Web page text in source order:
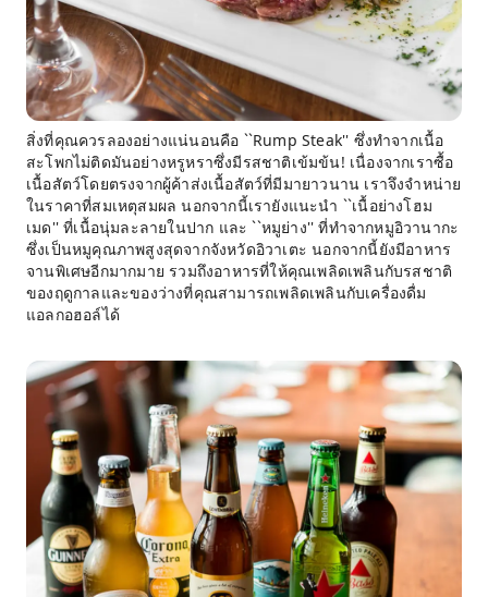
สิ่งที่คุณควรลองอย่างแน่นอนคือ ``Rump Steak'' ซึ่งทำจากเนื้อ
สะโพกไม่ติดมันอย่างหรูหราซึ่งมีรสชาติเข้มข้น! เนื่องจากเราซื้อ
เนื้อสัตว์โดยตรงจากผู้ค้าส่งเนื้อสัตว์ที่มีมายาวนาน เราจึงจำหน่าย
ในราคาที่สมเหตุสมผล นอกจากนี้เรายังแนะนำ ``เนื้อย่างโฮม
เมด'' ที่เนื้อนุ่มละลายในปาก และ ``หมูย่าง'' ที่ทำจากหมูอิวานากะ
ซึ่งเป็นหมูคุณภาพสูงสุดจากจังหวัดอิวาเตะ นอกจากนี้ยังมีอาหาร
จานพิเศษอีกมากมาย รวมถึงอาหารที่ให้คุณเพลิดเพลินกับรสชาติ
ของฤดูกาลและของว่างที่คุณสามารถเพลิดเพลินกับเครื่องดื่ม
แอลกอฮอล์ได้